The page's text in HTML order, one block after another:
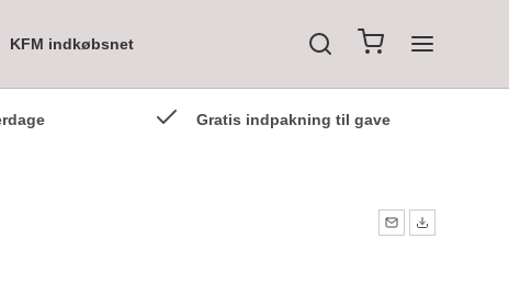
KFM indkøbsnet
Gratis indpakning til gave